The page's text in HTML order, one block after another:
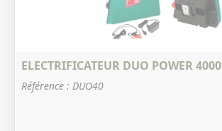
ELECTRIFICATEUR DUO POWER 4000
Référence : DUO40